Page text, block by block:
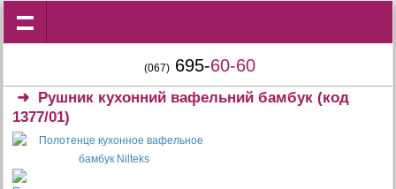
(067) 695-60-60
➜ Рушник кухонний вафельний бамбук (код
1377/01)